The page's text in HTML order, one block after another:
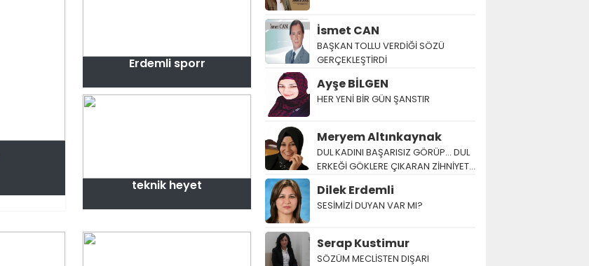
Erdemli sporr
teknik heyet
İsmet CAN
BAŞKAN TOLLU VERDİĞİ SÖZÜ
GERÇEKLEŞTİRDİ
Ayşe BİLGEN
HER YENİ BİR GÜN ŞANSTIR
Meryem Altınkaynak
DUL KADINI BAŞARISIZ GÖRÜP… DUL
ERKEĞİ GÖKLERE ÇIKARAN ZİHNİYET…
Dilek Erdemli
SESİMİZİ DUYAN VAR MI?
Serap Kustimur
SÖZÜM MECLİSTEN DIŞARI